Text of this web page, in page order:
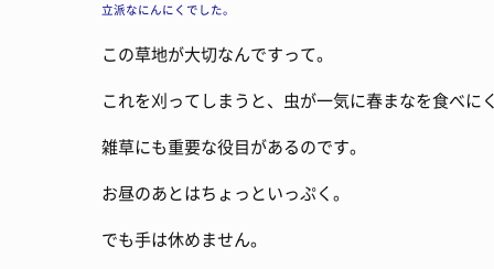
立派なにんにくでした。
この草地が大切なんですって。
これを刈ってしまうと、虫が一気に春まなを食べにく
雑草にも重要な役目があるのです。
お昼のあとはちょっといっぷく。
でも手は休めません。